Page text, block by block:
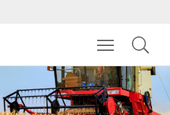
Toggle